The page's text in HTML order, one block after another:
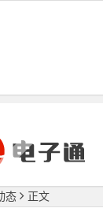
态 正文